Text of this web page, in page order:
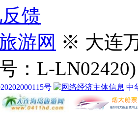
馈
游网 ※ 大连
：L-LN02420)
号 中